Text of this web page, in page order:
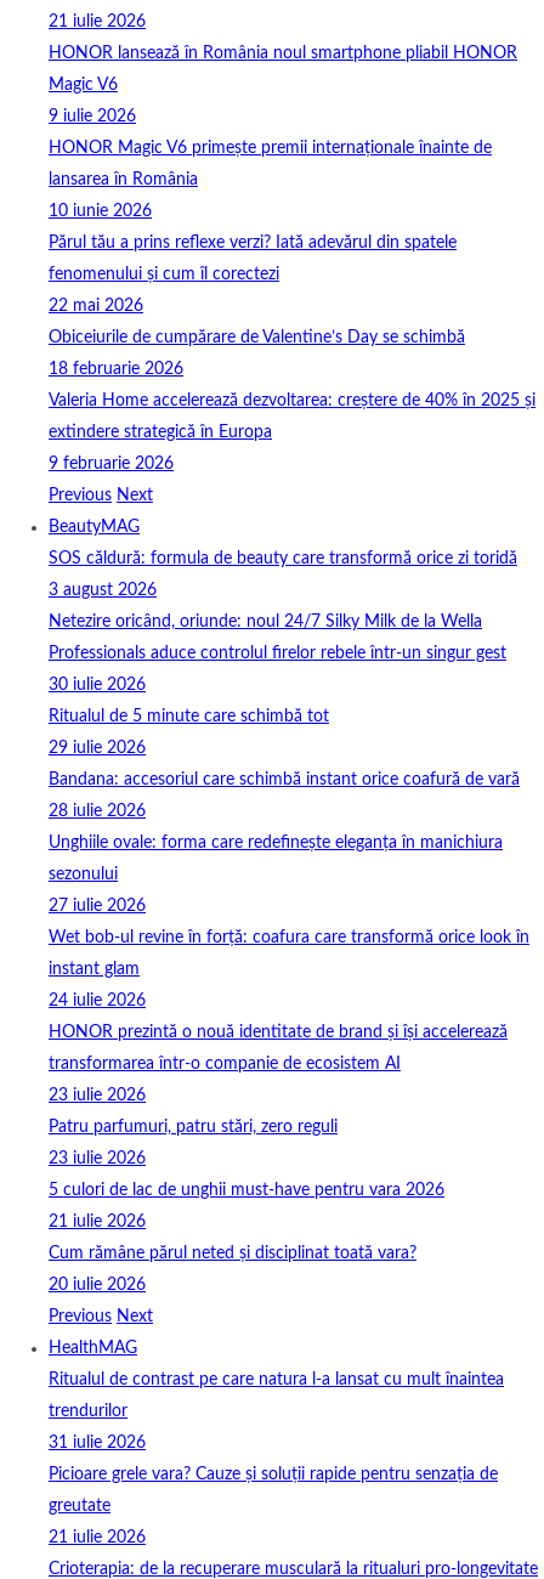
21 iulie 2026
HONOR lansează în România noul smartphone pliabil HONOR
Magic V6
9 iulie 2026
HONOR Magic V6 primește premii internaționale înainte de
lansarea în România
10 iunie 2026
Părul tău a prins reflexe verzi? Iată adevărul din spatele
fenomenului și cum îl corectezi
22 mai 2026
Obiceiurile de cumpărare de Valentine’s Day se schimbă
18 februarie 2026
Valeria Home accelerează dezvoltarea: creștere de 40% în 2025 și
extindere strategică în Europa
9 februarie 2026
Previous Next
BeautyMAG
SOS căldură: formula de beauty care transformă orice zi toridă
3 august 2026
Netezire oricând, oriunde: noul 24/7 Silky Milk de la Wella
Professionals aduce controlul firelor rebele într-un singur gest
30 iulie 2026
Ritualul de 5 minute care schimbă tot
29 iulie 2026
Bandana: accesoriul care schimbă instant orice coafură de vară
28 iulie 2026
Unghiile ovale: forma care redefinește eleganța în manichiura
sezonului
27 iulie 2026
Wet bob-ul revine în forță: coafura care transformă orice look în
instant glam
24 iulie 2026
HONOR prezintă o nouă identitate de brand și își accelerează
transformarea într-o companie de ecosistem AI
23 iulie 2026
Patru parfumuri, patru stări, zero reguli
23 iulie 2026
5 culori de lac de unghii must‑have pentru vara 2026
21 iulie 2026
Cum rămâne părul neted și disciplinat toată vara?
20 iulie 2026
Previous Next
HealthMAG
Ritualul de contrast pe care natura l-a lansat cu mult înaintea
trendurilor
31 iulie 2026
Picioare grele vara? Cauze și soluții rapide pentru senzația de
greutate
21 iulie 2026
Crioterapia: de la recuperare musculară la ritualuri pro‑longevitate